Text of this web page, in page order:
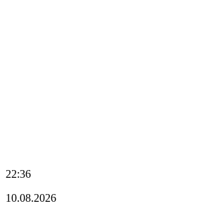
22:36
10.08.2026